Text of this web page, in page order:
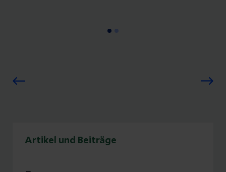
Artikel und Beiträge